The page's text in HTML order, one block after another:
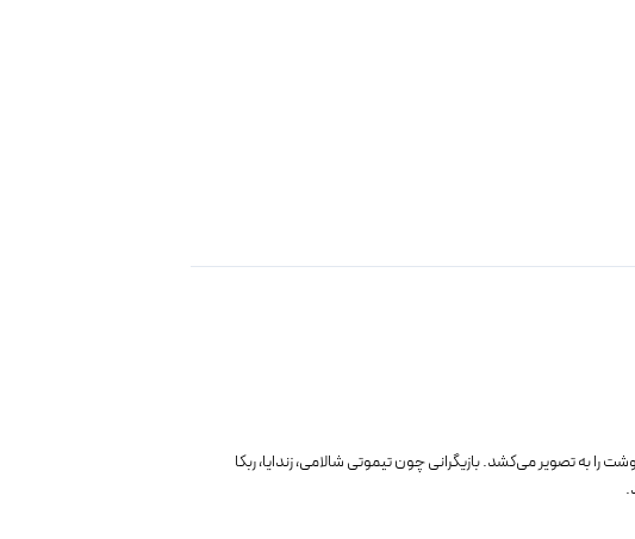
به تصویر می‌کشد. بازیگرانی چون تیموتی شالامی، زندایا، ربکا